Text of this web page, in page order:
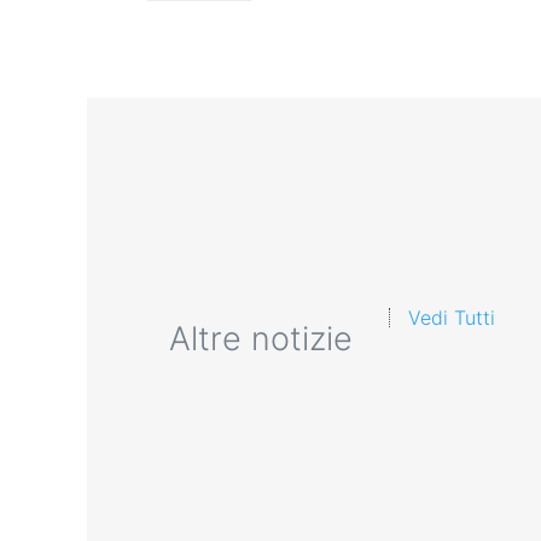
Altre notizie
Vedi Tutti